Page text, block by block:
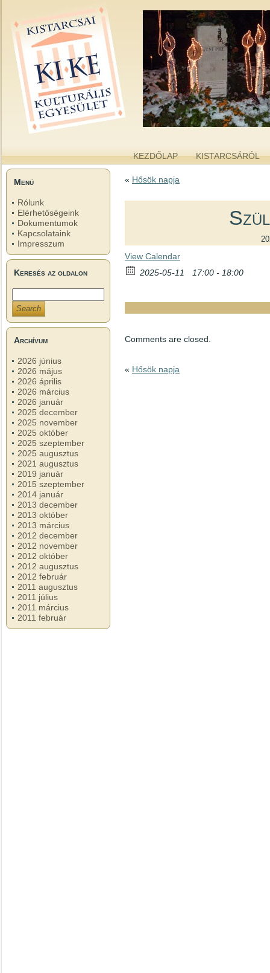
KEZDŐLAP KISTARCSÁRÓL
Menü
Rólunk
Elérhetőségeink
Dokumentumok
Kapcsolataink
Impresszum
Keresés az oldalon
Archívum
2026 június
2026 május
2026 április
2026 március
2026 január
2025 december
2025 november
2025 október
2025 szeptember
2025 augusztus
2021 augusztus
2019 január
2015 szeptember
2014 január
2013 december
2013 október
2013 március
2012 december
2012 november
2012 október
2012 augusztus
2012 február
2011 augusztus
2011 július
2011 március
2011 február
« Hősök napja
View Calendar
2025-05-11
17:00 - 18:00
Comments are closed.
« Hősök napja